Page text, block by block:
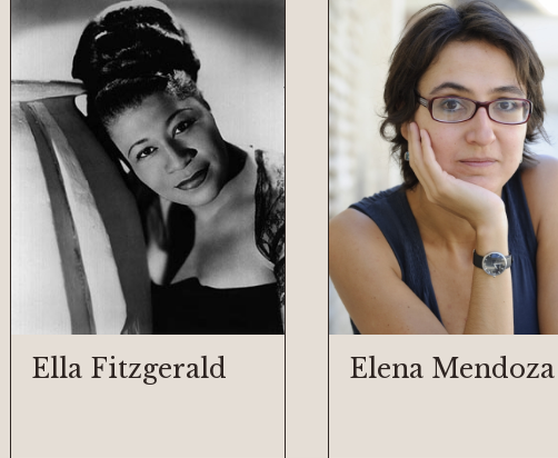
Ella Fitzgerald Elena Mendoza